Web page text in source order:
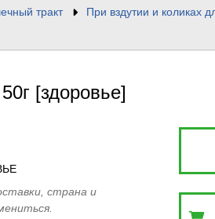
тракт
При вздутии и коликах
[здоровье]
страна и